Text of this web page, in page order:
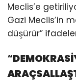
Meclis’e
Gazi Meclis’in
düşürür”
“